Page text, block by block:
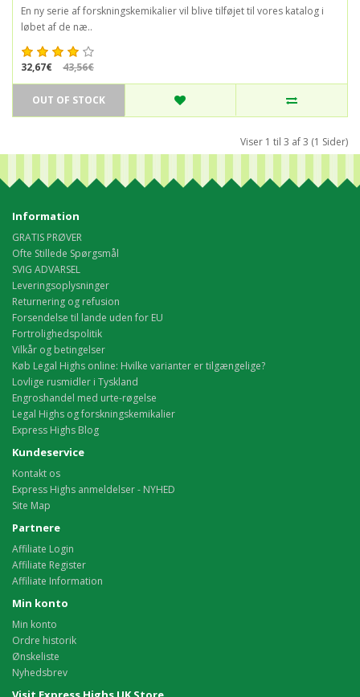
En ny serie af forskningskemikalier vil blive tilføjet til vores katalog i
løbet af de næ..
32,67€ 43,56€
OUT OF STOCK
Viser 1 til 3 af 3 (1 Sider)
Information
GRATIS PRØVER
Ofte Stillede Spørgsmål
SVIG ADVARSEL
Leveringsoplysninger
Returnering og refusion
Forsendelse til lande uden for EU
Fortrolighedspolitik
Vilkår og betingelser
Køb Legal Highs online: Hvilke varianter er tilgængelige?
Lovlige rusmidler i Tyskland
Engroshandel med urte-røgelse
Legal Highs og forskningskemikalier
Express Highs Blog
Kundeservice
Kontakt os
Express Highs anmeldelser - NYHED
Site Map
Partnere
Affiliate Login
Affiliate Register
Affiliate Information
Min konto
Min konto
Ordre historik
Ønskeliste
Nyhedsbrev